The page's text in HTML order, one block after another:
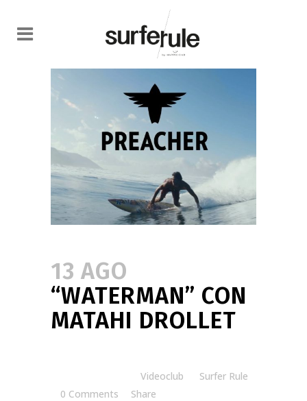
13 AGO
“WATERMAN” CON
MATAHI DROLLET
Videoclub
Surfer Rule
0 Comments
Share